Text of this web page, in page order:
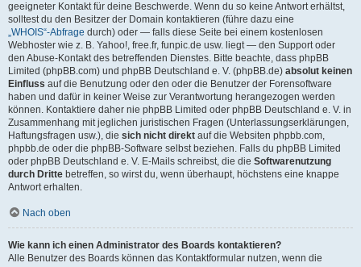
geeigneter Kontakt für deine Beschwerde. Wenn du so keine Antwort erhältst,
solltest du den Besitzer der Domain kontaktieren (führe dazu eine
„WHOIS“-Abfrage durch) oder — falls diese Seite bei einem kostenlosen
Webhoster wie z. B. Yahoo!, free.fr, funpic.de usw. liegt — den Support oder
den Abuse-Kontakt des betreffenden Dienstes. Bitte beachte, dass phpBB
Limited (phpBB.com) und phpBB Deutschland e. V. (phpBB.de) absolut keinen
Einfluss auf die Benutzung oder den oder die Benutzer der Forensoftware
haben und dafür in keiner Weise zur Verantwortung herangezogen werden
können. Kontaktiere daher nie phpBB Limited oder phpBB Deutschland e. V. in
Zusammenhang mit jeglichen juristischen Fragen (Unterlassungserklärungen,
Haftungsfragen usw.), die sich nicht direkt auf die Websiten phpbb.com,
phpbb.de oder die phpBB-Software selbst beziehen. Falls du phpBB Limited
oder phpBB Deutschland e. V. E-Mails schreibst, die die Softwarenutzung
durch Dritte betreffen, so wirst du, wenn überhaupt, höchstens eine knappe
Antwort erhalten.
Nach oben
Wie kann ich einen Administrator des Boards kontaktieren?
Alle Benutzer des Boards können das Kontaktformular nutzen, wenn die